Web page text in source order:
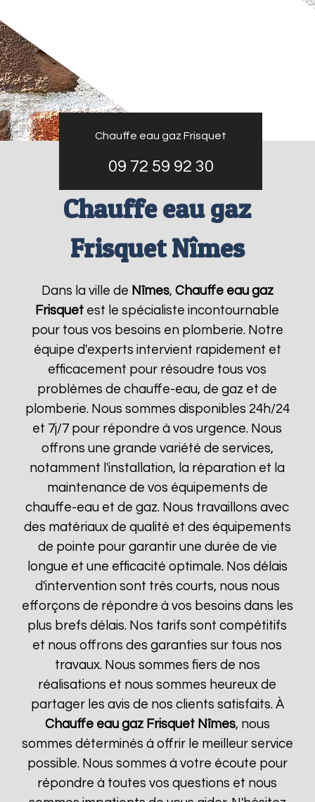
Chauffe eau gaz Frisquet
09 72 59 92 30
Chauffe eau gaz
Frisquet Nîmes
Dans la ville de Nîmes, Chauffe eau gaz
Frisquet est le spécialiste incontournable
pour tous vos besoins en plomberie. Notre
équipe d'experts intervient rapidement et
efficacement pour résoudre tous vos
problèmes de chauffe-eau, de gaz et de
plomberie. Nous sommes disponibles 24h/24
et 7j/7 pour répondre à vos urgence. Nous
offrons une grande variété de services,
notamment l'installation, la réparation et la
maintenance de vos équipements de
chauffe-eau et de gaz. Nous travaillons avec
des matériaux de qualité et des équipements
de pointe pour garantir une durée de vie
longue et une efficacité optimale. Nos délais
d'intervention sont très courts, nous nous
efforçons de répondre à vos besoins dans les
plus brefs délais. Nos tarifs sont compétitifs
et nous offrons des garanties sur tous nos
travaux. Nous sommes fiers de nos
réalisations et nous sommes heureux de
partager les avis de nos clients satisfaits. À
Chauffe eau gaz Frisquet Nîmes, nous
sommes déterminés à offrir le meilleur service
possible. Nous sommes à votre écoute pour
répondre à toutes vos questions et nous